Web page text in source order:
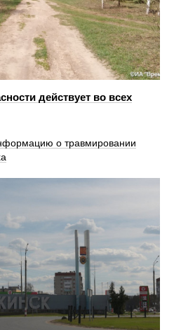
действует во всех
о травмировании